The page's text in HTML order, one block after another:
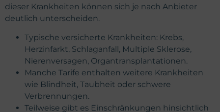
dieser Krankheiten können sich je nach Anbieter
deutlich unterscheiden.
Typische versicherte Krankheiten: Krebs,
Herzinfarkt, Schlaganfall, Multiple Sklerose,
Nierenversagen, Organtransplantationen.
Manche Tarife enthalten weitere Krankheiten
wie Blindheit, Taubheit oder schwere
Verbrennungen.
Teilweise gibt es Einschränkungen hinsichtlich